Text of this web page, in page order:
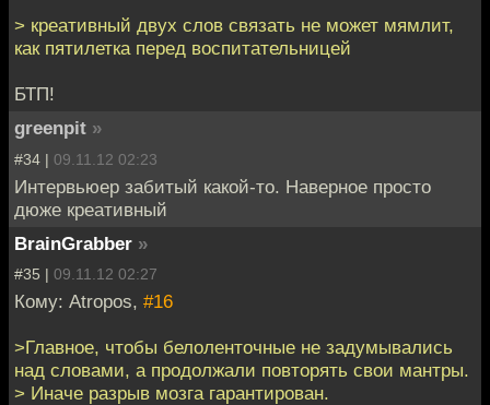
> креативный двух слов связать не может мямлит,
как пятилетка перед воспитательницей
БТП!
greenpit »
#34 | 09.11.12 02:23
Интервьюер забитый какой-то. Наверное просто
дюже креативный
BrainGrabber »
#35 | 09.11.12 02:27
Кому: Atropos, #16
>Главное, чтобы белоленточные не задумывались
над словами, а продолжали повторять свои мантры.
> Иначе разрыв мозга гарантирован.